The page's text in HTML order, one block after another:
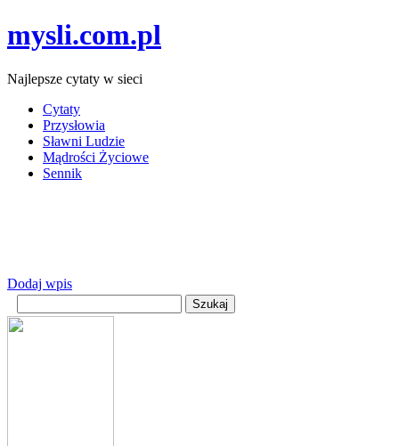
mysli.com.pl
Najlepsze cytaty w sieci
Cytaty
Przysłowia
Sławni Ludzie
Mądrości Życiowe
Sennik
Dodaj wpis